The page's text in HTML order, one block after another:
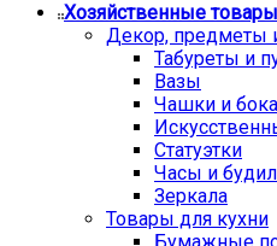
Хозяйственные товары
Декор, предметы
Табуреты и
Вазы
Чашки и
Статуэтки
Часы и
Зеркала
Товары для кухни